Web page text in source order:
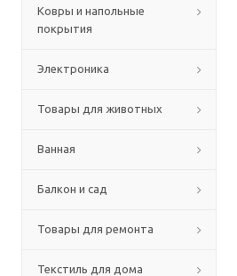
Ковры и напольные
покрытия
Электроника
Товары для животных
Ванная
Балкон и сад
Товары для ремонта
Текстиль для дома